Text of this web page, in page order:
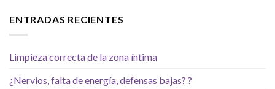
ENTRADAS RECIENTES
Limpieza correcta de la zona íntima
¿Nervios, falta de energía, defensas bajas? ?